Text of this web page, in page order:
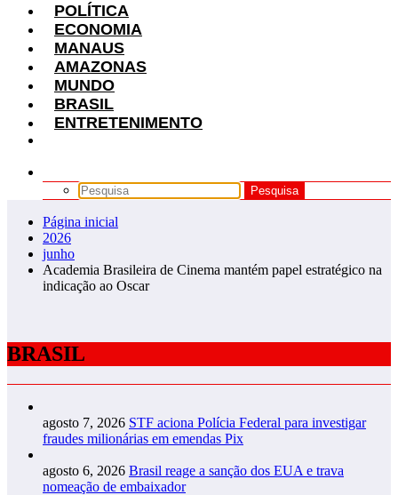
POLÍTICA
ECONOMIA
MANAUS
AMAZONAS
MUNDO
BRASIL
ENTRETENIMENTO
Página inicial
2026
junho
Academia Brasileira de Cinema mantém papel estratégico na
indicação ao Oscar
BRASIL
agosto 7, 2026 STF aciona Polícia Federal para investigar
fraudes milionárias em emendas Pix
agosto 6, 2026 Brasil reage a sanção dos EUA e trava
nomeação de embaixador